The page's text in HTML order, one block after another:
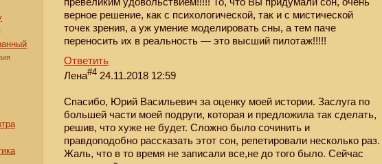
верное решение, как с психологической, так и с мистической
точек зрения, а уж умение моделировать сны, а тем паче
переносить их в реальность — это высший пилотаж!!!!!
Ответить
Лена#4 24.11.2018 12:59
Спасибо, Юрий Васильевич за оценку моей истории. Заслуга по
большей части моей подруги, которая и предложила так сделать,
решив, что хуже не будет. Сложно было сочинить и
правдоподобно рассказать этот сон, репетировали несколько раз.
Жаль, что в то время не записали все,не до того было. Сейчас